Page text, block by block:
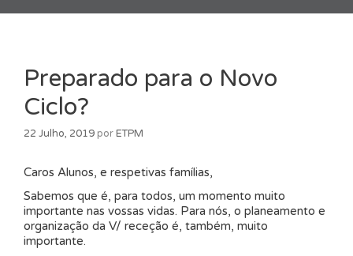
Preparado para o Novo
Ciclo?
22 Julho, 2019 porETPM
Caros Alunos, e respetivas famílias,
Sabemos que é, para todos, um momento muito
importante nas vossas vidas. Para nós, o planeamento e
organização da V/ receção é, também, muito
importante.